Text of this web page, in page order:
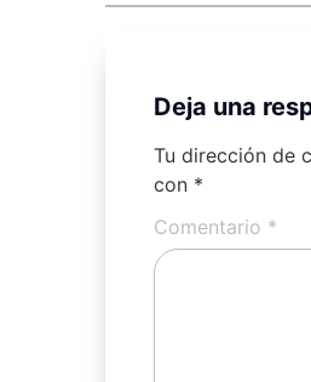
Deja una
Tu dirección de
con *
Comentario *